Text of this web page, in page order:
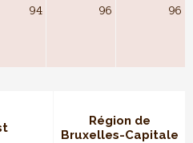
94 96 96
Région de
Bruxelles-Capitale